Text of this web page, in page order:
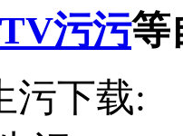
污污等
污下载: